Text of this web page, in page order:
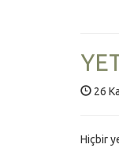
26
Hiçbir